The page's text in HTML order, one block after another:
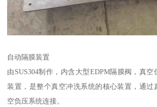
自动隔膜装置
由SUS304制作，内含大型EDPM隔膜阀，真
装置，是整个真空冲洗系统的核心装置，通过
空负压系统连接。